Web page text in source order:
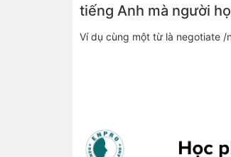
tiếng Anh mà người
Ví dụ cùng một từ là negotiate /